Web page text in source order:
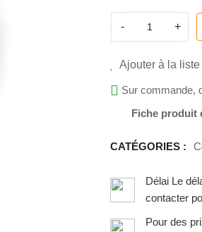
- +
Ajouter à la
Sur commande,
Fiche produit
CATÉGORIES :
Délai Le
contacter
Pour des